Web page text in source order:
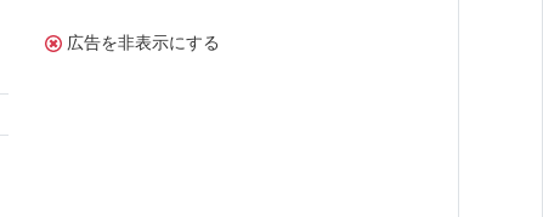
広告を非表示にする